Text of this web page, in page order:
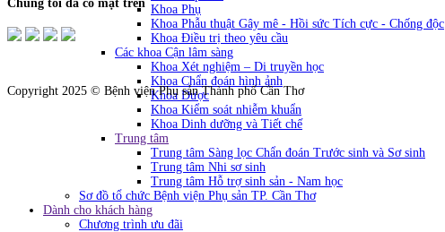
Khoa Phụ
Khoa Phẫu thuật Gây mê - Hồi sức Tích cực - Chống độc
Khoa Điều trị theo yêu cầu
Các khoa Cận lâm sàng
Khoa Xét nghiệm – Di truyền học
Khoa Chẩn đoán hình ảnh
Khoa Dược
Khoa Kiểm soát nhiễm khuẩn
Khoa Dinh dưỡng và Tiết chế
Trung tâm
Trung tâm Sàng lọc Chẩn đoán Trước sinh và Sơ sinh
Trung tâm Nhi sơ sinh
Trung tâm Hỗ trợ sinh sản - Nam học
Sơ đồ tổ chức Bệnh viện Phụ sản TP. Cần Thơ
Dành cho khách hàng
Chương trình ưu đãi
Chúng tôi đã có mặt trên
Copyright 2025 © Bệnh viện Phụ sản Thành phố Cần Thơ